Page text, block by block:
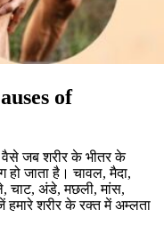
of
जब शरीर के भीतर के
हो जाता है। चावल, मैदा,
चाट, अंडे, मछली, मांस,
हमारे शरीर के रक्त में अम्लता